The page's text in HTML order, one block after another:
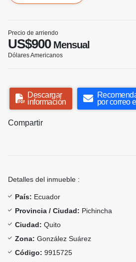
Precio de arriendo
US$900Mensual
Dólares Americanos
Descargar
información
por correo
Compartir
Detalles del inmueble :
País: Ecuador
Provincia / Ciudad: Pichincha
Ciudad: Quito
Zona: González Suárez
Código: 9915725